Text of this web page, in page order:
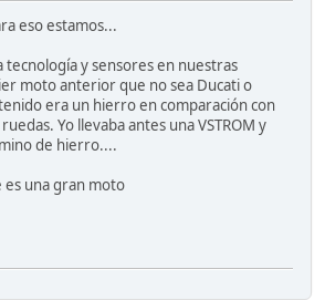
eso estamos...
tecnología y sensores en nuestras
moto anterior que no sea Ducati o
era un hierro en comparación con
Yo llevaba antes una VSTROM y
de hierro....
es una gran moto